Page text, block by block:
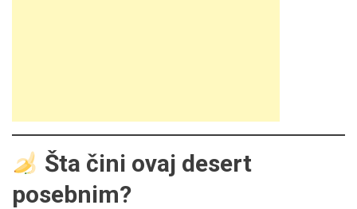
Šta čini ovaj desert
posebnim?